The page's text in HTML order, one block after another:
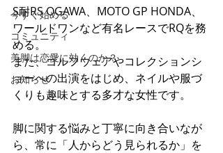
今すぐ始める
コミュニティ
美脚は恋愛に効くのか？
お知らせ
S耐RS OGAWA、MOTO GP HONDA、
ワールドワンなど有名レースでRQを務
める。
また、ゴルフウェアやコレクションシ
ョーへの出演をはじめ、ネイルや服づ
くりも趣味とする多才な女性です。
脚に関する悩みと丁寧に向き合いなが
ら、常に「人からどう見られるか」を